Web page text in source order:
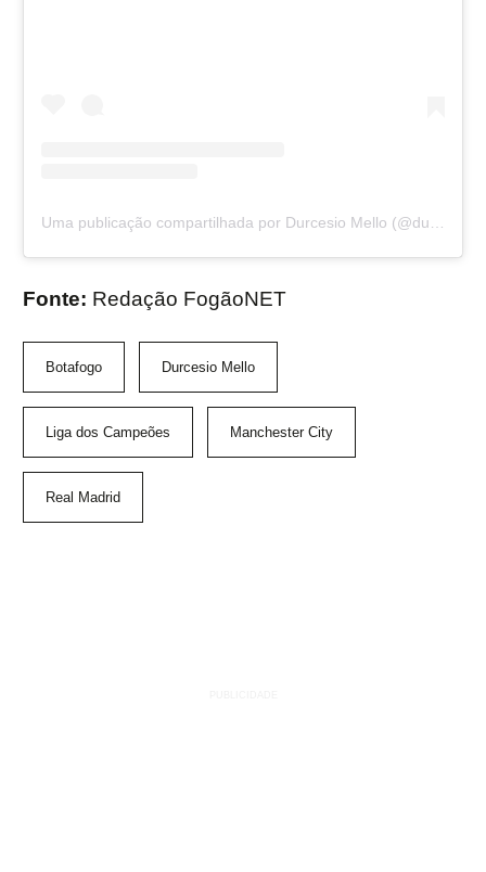
Uma publicação compartilhada por Durcesio Mello (@durcesiomello)
Fonte: Redação FogãoNET
Botafogo Durcesio Mello
Liga dos Campeões Manchester City
Real Madrid